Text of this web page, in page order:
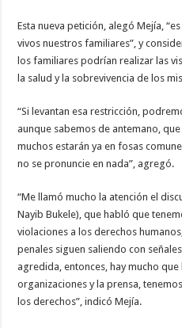
Esta nueva petición, alegó Mejía,
vivos nuestros familiares”, y
los familiares podrían realizar las
la salud y la sobrevivencia de los
“Si levantan esa restricción,
aunque sabemos de antemano,
muchos estarán ya en fosas
no se pronuncie en nada”, agregó.
“Me llamó mucho la atención el
Nayib Bukele), que habló que
violaciones a los derechos
penales siguen saliendo con
agredida, entonces, hay mucho
organizaciones y la prensa,
los derechos”, indicó Mejía.